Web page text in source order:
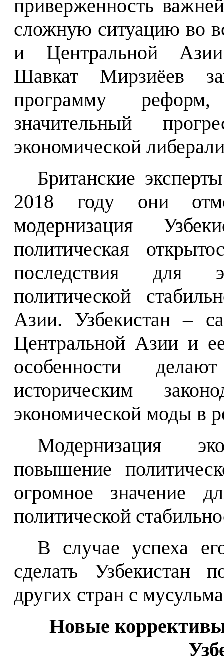
приверженность
сложную ситуацию во
и Центральной
Шавкат Мирзиёев
программу
значительный
экономической
Британские
2018 году они
модернизация
политическая
последствия для
политической
Азии. Узбекистан –
Центральной Азии и
особенности
историческим
экономической моды в
Модернизация
повышение
огромное значение
политической
В случае успеха
сделать Узбекистан
других стран с
Новые